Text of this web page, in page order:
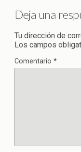
Deja una
Tu dirección de
Los campos
Comentario *